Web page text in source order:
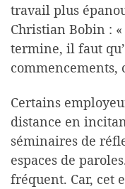
travail plus
Christian Bobin : «
termine, il faut
commencements,
Certains
distance en
séminaires de
espaces de
fréquent. Car, cet